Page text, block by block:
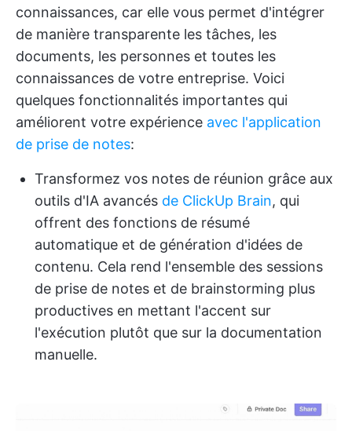
connaissances, car elle vous permet d'intégrer
de manière transparente les tâches, les
documents, les personnes et toutes les
connaissances de votre entreprise. Voici
quelques fonctionnalités importantes qui
améliorent votre expérience avec l'application
de prise de notes:
Transformez vos notes de réunion grâce aux
outils d'IA avancés de ClickUp Brain, qui
offrent des fonctions de résumé
automatique et de génération d'idées de
contenu. Cela rend l'ensemble des sessions
de prise de notes et de brainstorming plus
productives en mettant l'accent sur
l'exécution plutôt que sur la documentation
manuelle.